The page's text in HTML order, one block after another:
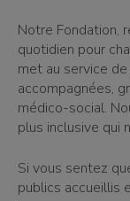
Notre Fondation,
quotidien pour
met au service
accompagnées,
médico-social.
plus inclusive qui
Si vous sentez
publics accueillis